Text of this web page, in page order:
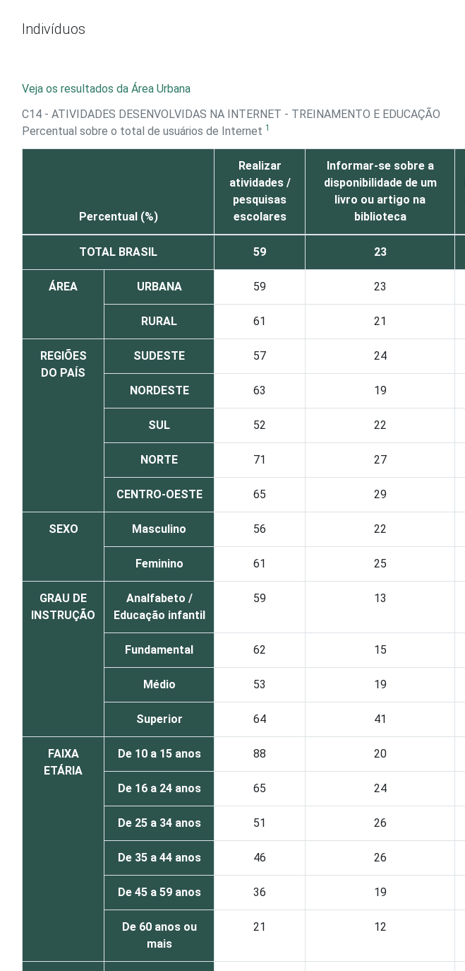
Indivíduos
Veja os resultados da Área Urbana
C14 - ATIVIDADES DESENVOLVIDAS NA INTERNET - TREINAMENTO E EDUCAÇÃO
Percentual sobre o total de usuários de Internet 1
Percentual (%)
Realizar
atividades /
pesquisas
escolares
Informar-se sobre a
disponibilidade de um
livro ou artigo na
biblioteca
TOTAL BRASIL 59 23
ÁREA URBANA 59 23
RURAL 61 21
REGIÕES
DO PAÍS
SUDESTE 57 24
NORDESTE 63 19
SUL 52 22
NORTE 71 27
CENTRO-OESTE 65 29
SEXO Masculino 56 22
Feminino 61 25
GRAU DE
INSTRUÇÃO
Analfabeto /
Educação infantil
59 13
Fundamental 62 15
Médio 53 19
Superior 64 41
FAIXA
ETÁRIA
De 10 a 15 anos 88 20
De 16 a 24 anos 65 24
De 25 a 34 anos 51 26
De 35 a 44 anos 46 26
De 45 a 59 anos 36 19
De 60 anos ou
mais
21 12